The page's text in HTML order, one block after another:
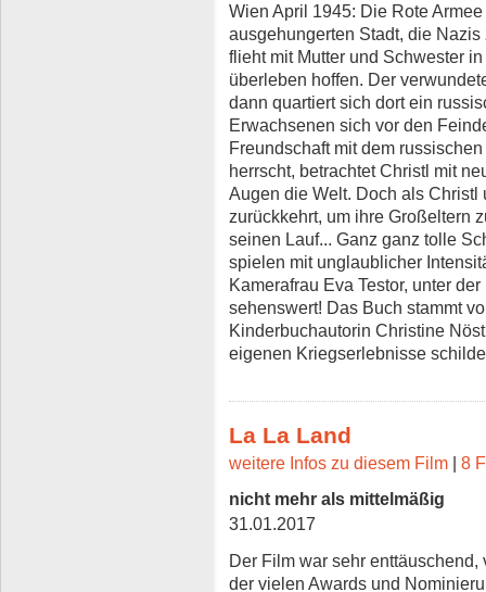
Wien April 1945: Die Rote
ausgehungerten Stadt, die
flieht mit Mutter und Schwester
überleben hoffen. Der
dann quartiert sich dort ein
Erwachsenen sich vor den
Freundschaft mit dem
herrscht, betrachtet Christl mit
Augen die Welt. Doch als
zurückkehrt, um ihre Großeltern
seinen Lauf... Ganz ganz tolle
spielen mit unglaublicher
Kamerafrau Eva Testor, unter
sehenswert! Das Buch stammt
Kinderbuchautorin Christine
eigenen Kriegserlebnisse
La La Land
weitere Infos zu diesem Film | 8
nicht mehr als mittelmäßig
31.01.2017
Der Film war sehr
der vielen Awards und